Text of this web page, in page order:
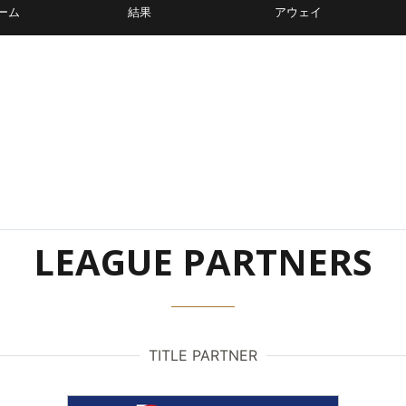
ム 結果 アウェイ
LEAGUE PARTNERS
TITLE PARTNER